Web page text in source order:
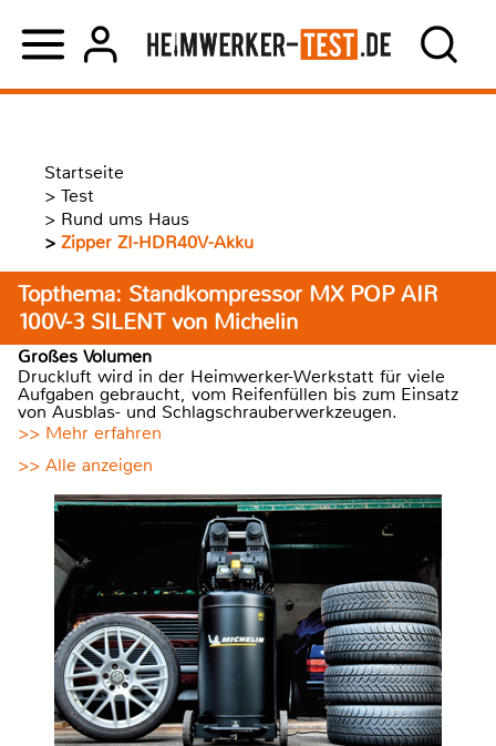
Startseite
> Test
> Rund ums Haus
> Zipper ZI-HDR40V-Akku
Topthema: Standkompressor MX POP AIR
100V-3 SILENT von Michelin
Großes Volumen
Druckluft wird in der Heimwerker-Werkstatt für viele
Aufgaben gebraucht, vom Reifenfüllen bis zum Einsatz
von Ausblas- und Schlagschrauberwerkzeugen.
>> Mehr erfahren
>> Alle anzeigen